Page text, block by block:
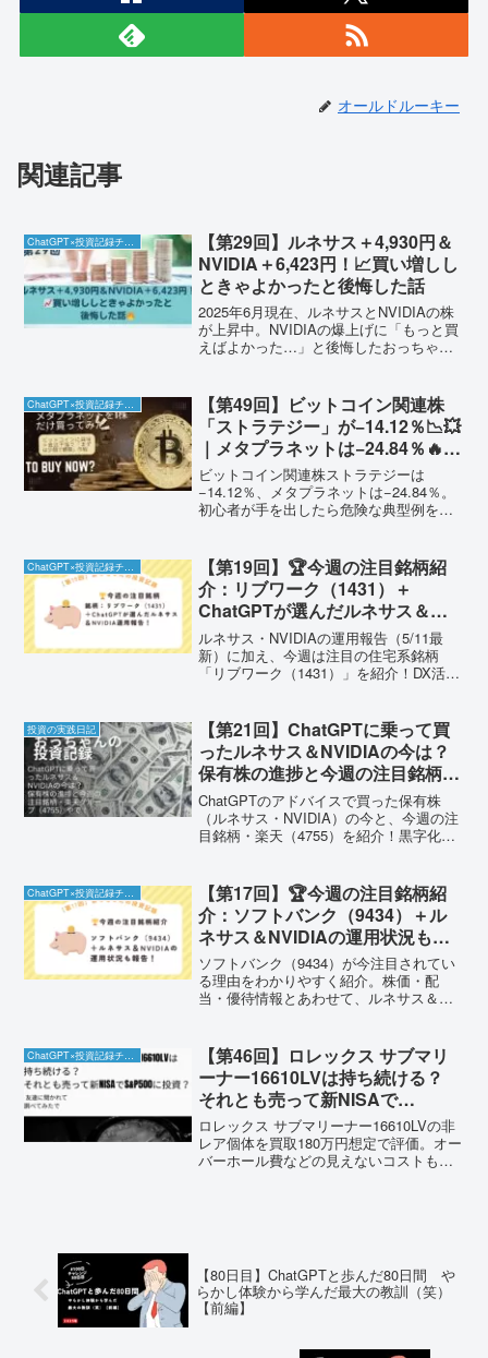
オールドルーキー
関連記事
【第29回】ルネサス＋4,930円＆
NVIDIA＋6,423円！📈買い増しし
ときゃよかったと後悔した話
2025年6月現在、ルネサスとNVIDIAの株
が上昇中。NVIDIAの爆上げに「もっと買
えばよかった…」と後悔したおっちゃん
ChatGPT×投資記録チャレンジ
【第49回】ビットコイン関連株
「ストラテジー」が−14.12％📉💥
｜メタプラネットは−24.84％🔥…
初心者が“触ったらあかん”典型例
でした
ビットコイン関連株ストラテジーは
−14.12％、メタプラネットは−24.84％。
初心者が手を出したら危険な典型例を、
ChatGPT×投資記録チャレンジ
【第19回】🏆今週の注目銘柄紹
介：リブワーク（1431）＋
ChatGPTが選んだルネサス＆
NVIDIA運用報告！
ルネサス・NVIDIAの運用報告（5/11最
新）に加え、今週は注目の住宅系銘柄
「リブワーク（1431）」を紹介！DX活用
投資の実践日記
【第21回】ChatGPTに乗って買
ったルネサス＆NVIDIAの今は？
保有株の進捗と今週の注目銘柄・
楽天グループ（4755）やで！
ChatGPTのアドバイスで買った保有株
（ルネサス・NVIDIA）の今と、今週の注
目銘柄・楽天（4755）を紹介！黒字化と
ChatGPT×投資記録チャレンジ
【第17回】🏆今週の注目銘柄紹
介：ソフトバンク（9434）＋ル
ネサス＆NVIDIAの運用状況も報
告！
ソフトバンク（9434）が今注目されてい
る理由をわかりやすく紹介。株価・配
当・優待情報とあわせて、ルネサス＆
ChatGPT×投資記録チャレンジ
【第46回】ロレックス サブマリ
ーナー16610LVは持ち続ける？
それとも売って新NISAで
S&P500に投資？（友達に聞かれ
て調べてみたで😊)⌚➡️📈
ロレックス サブマリーナー16610LVの非
レア個体を買取180万円想定で評価。オー
バーホール費などの見えないコストも含
【80日目】ChatGPTと歩んだ80日間 や
らかし体験から学んだ最大の教訓（笑）
【前編】